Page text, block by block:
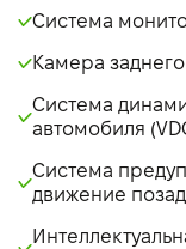
Система
Камера
Система
автомобиля
Система
движение